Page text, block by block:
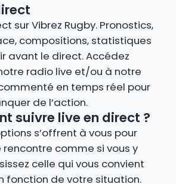
sur Vibrez Rugby. Pronostics,
compositions, statistiques
avant le direct. Accédez
radio live et/ou à notre
en temps réel pour
de l’action.
suivre live en direct ?
s’offrent à vous pour
comme si vous y
celle qui vous convient
fonction de votre situation.